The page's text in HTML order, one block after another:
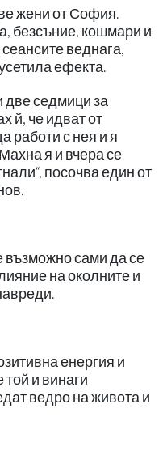
жени от София.
безсъние, кошмари и
веднага,
ефекта.
две седмици за
й, че идват от
работи с нея и я
я и вчера се
посочва един от
възможно сами да се
на околните и
енергия и
той и винаги
ведро на живота и